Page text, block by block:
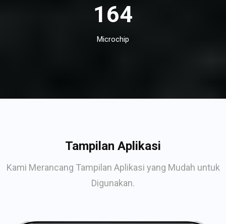
164
Microchip
Tampilan Aplikasi
Kami Merancang Tampilan Aplikasi yang Mudah untuk
Digunakan.